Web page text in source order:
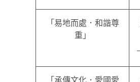
「易地而處．和諧尊
重」